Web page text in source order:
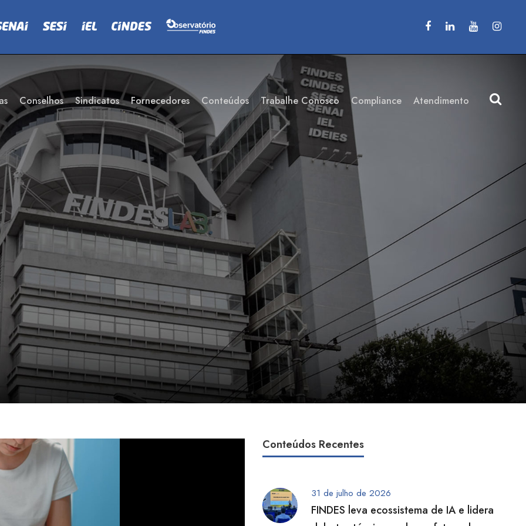
Conselhos Sindicatos Fornecedores Conteúdos Trabalhe Conosco Compliance Atendimento
Conteúdos Recentes
31 de julho de 2026
FINDES leva ecossistema de IA e lidera